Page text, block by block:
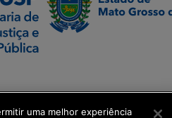
uma melhor experiência